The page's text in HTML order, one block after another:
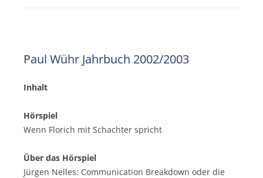
Paul Wühr Jahrbuch 2002/2003
Inhalt
Hörspiel
Wenn Florich mit Schachter spricht
Über das Hörspiel
Jürgen Nelles: Communication Breakdown oder die